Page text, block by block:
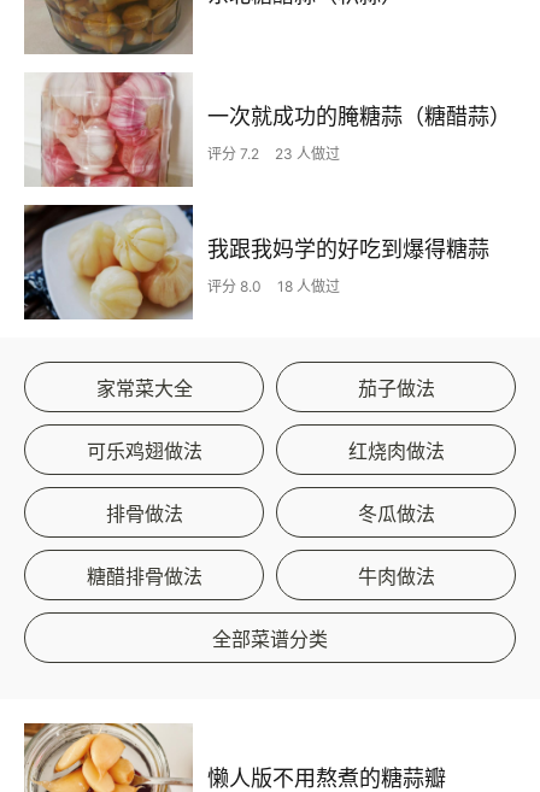
一次就成功的腌糖蒜（糖醋蒜）
评分 7.2 23 人做过
我跟我妈学的好吃到爆得糖蒜
评分 8.0 18 人做过
家常菜大全 茄子做法
可乐鸡翅做法 红烧肉做法
排骨做法 冬瓜做法
糖醋排骨做法 牛肉做法
全部菜谱分类
懒人版不用熬煮的糖蒜瓣